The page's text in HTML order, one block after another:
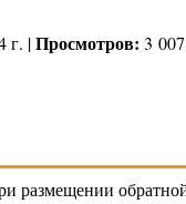
г. |Просмотров: 3 007
размещении